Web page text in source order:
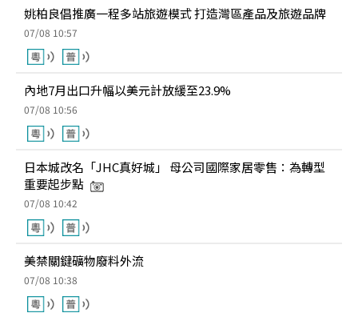
姚柏良倡推廣一程多站旅遊模式 打造灣區產品及旅遊品牌
07/08 10:57
內地7月出口升幅以美元計放緩至23.9%
07/08 10:56
日本城改名「JHC真好城」 母公司國際家居零售：為轉型
重要起步點
07/08 10:42
美禁關鍵礦物廢料外流
07/08 10:38